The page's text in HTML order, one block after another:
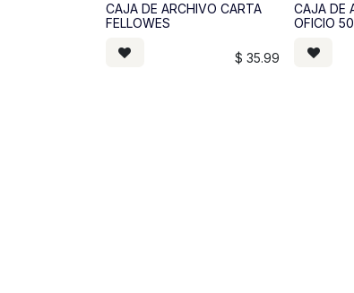
CAJA DE ARCHIVO CARTA
FELLOWES
$35.99
CAJA DE
OFICIO